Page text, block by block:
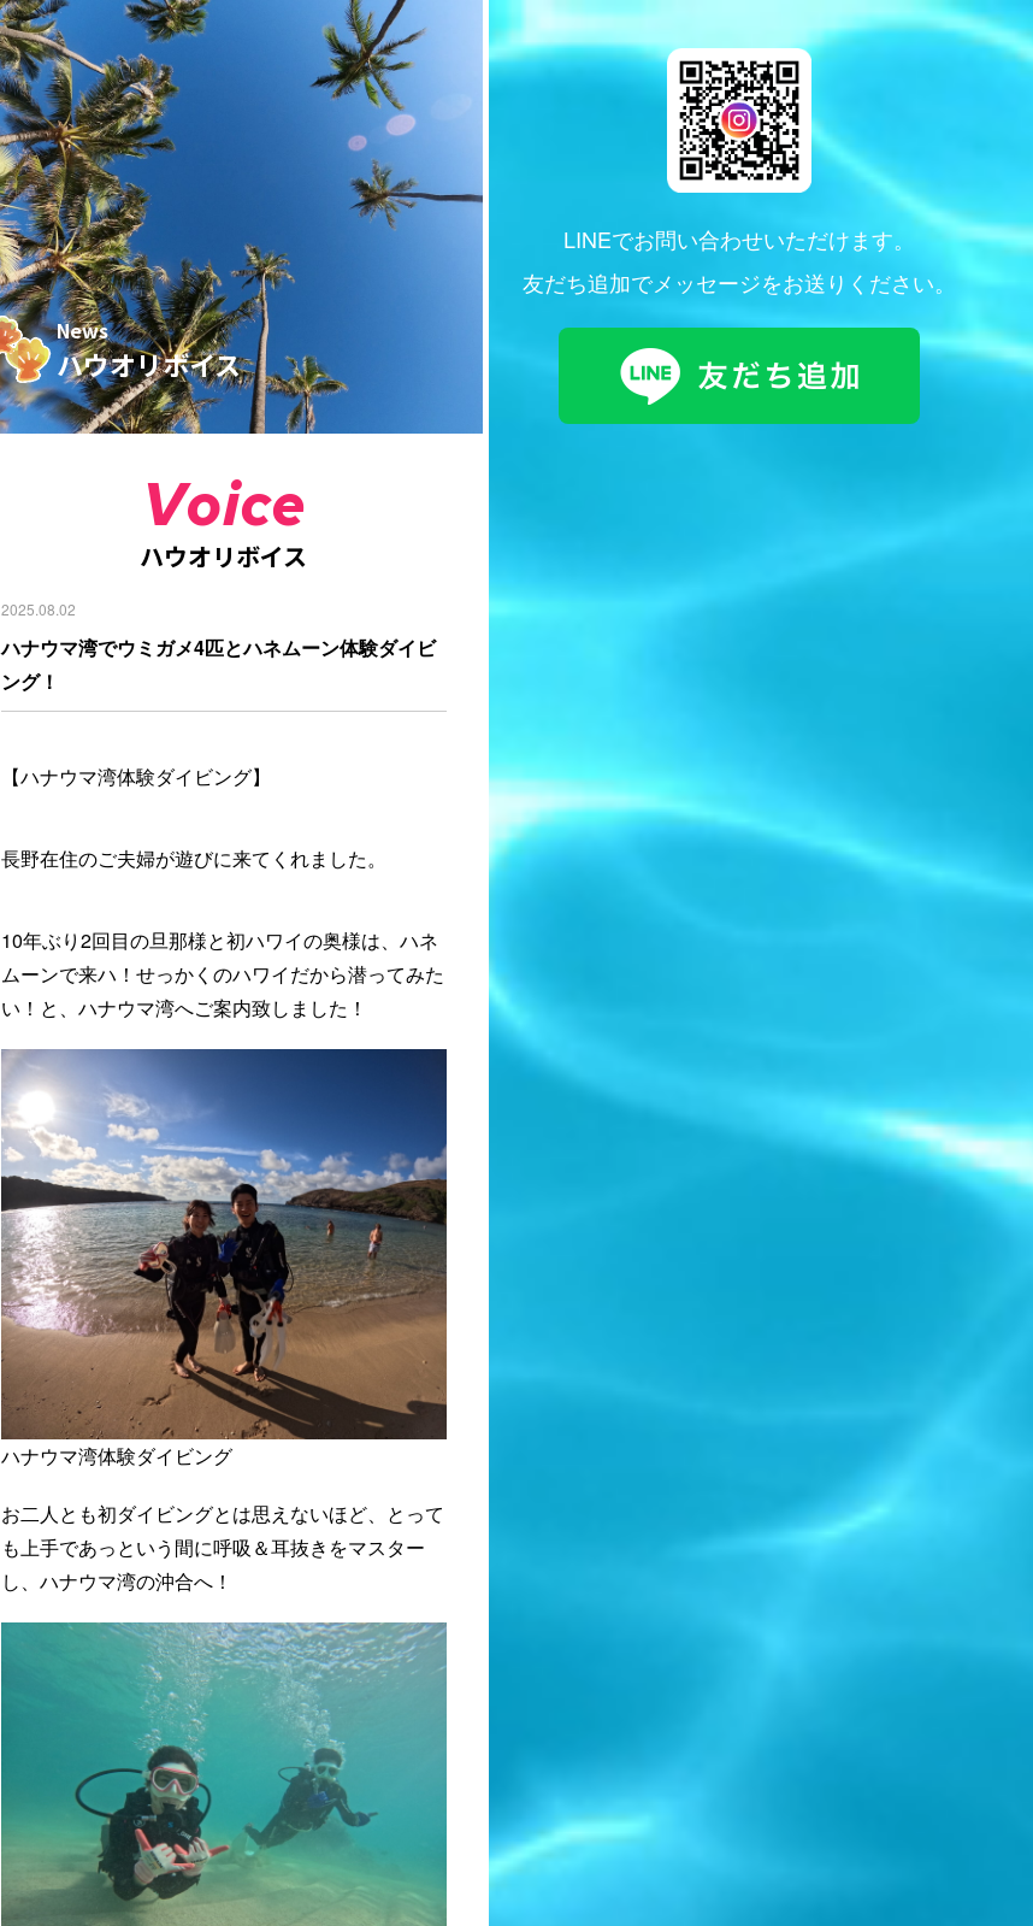
LINEでお問い合わせいただけます。
友だち追加でメッセージをお送りください。
News
ハウオリボイス
Voice
ハウオリボイス
2025.08.02
ハナウマ湾でウミガメ4匹とハネムーン体験ダイビ
ング！
【ハナウマ湾体験ダイビング】
長野在住のご夫婦が遊びに来てくれました。
10年ぶり2回目の旦那様と初ハワイの奥様は、ハネ
ムーンで来ハ！せっかくのハワイだから潜ってみた
い！と、ハナウマ湾へご案内致しました！
ハナウマ湾体験ダイビング
お二人とも初ダイビングとは思えないほど、とって
も上手であっという間に呼吸＆耳抜きをマスター
し、ハナウマ湾の沖合へ！